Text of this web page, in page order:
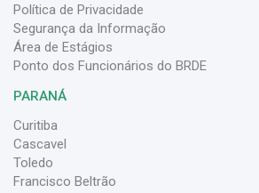
Política de Privacidade
Segurança da Informação
Área de Estágios
Ponto dos Funcionários do BRDE
PARANÁ
Curitiba
Cascavel
Toledo
Francisco Beltrão